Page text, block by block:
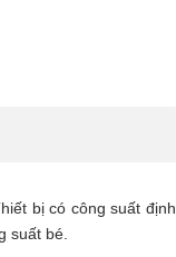
bị có công suất định
suất bé.